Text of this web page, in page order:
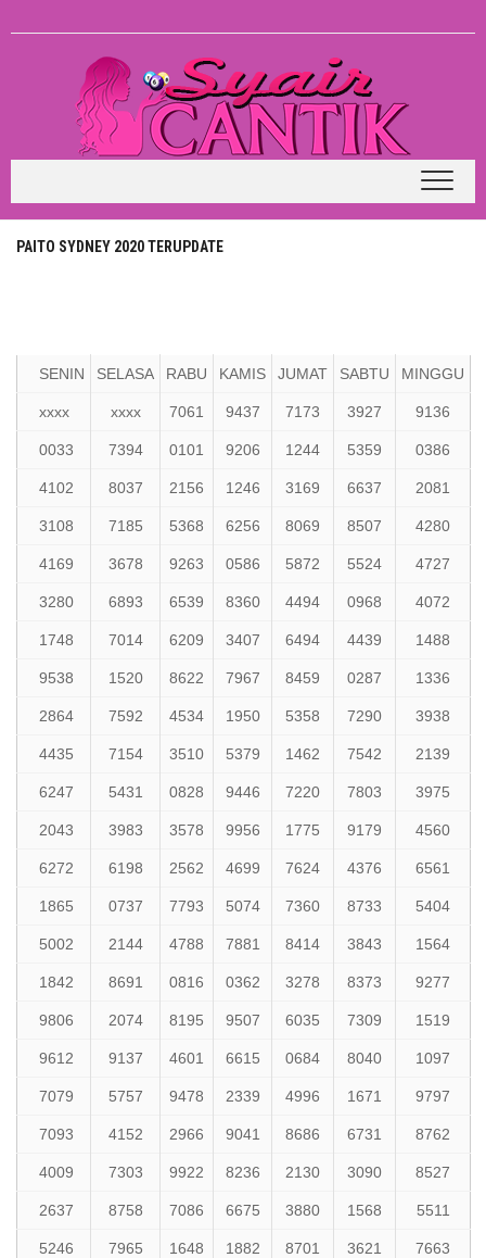
to
PAITO SYDNEY 2020 TERUPDATE
SENIN SELASA RABU KAMIS JUMAT SABTU MINGGU
xxxx xxxx 7061 9437 7173 3927 9136
0033 7394 0101 9206 1244 5359 0386
4102 8037 2156 1246 3169 6637 2081
3108 7185 5368 6256 8069 8507 4280
4169 3678 9263 0586 5872 5524 4727
3280 6893 6539 8360 4494 0968 4072
1748 7014 6209 3407 6494 4439 1488
9538 1520 8622 7967 8459 0287 1336
2864 7592 4534 1950 5358 7290 3938
4435 7154 3510 5379 1462 7542 2139
6247 5431 0828 9446 7220 7803 3975
2043 3983 3578 9956 1775 9179 4560
6272 6198 2562 4699 7624 4376 6561
1865 0737 7793 5074 7360 8733 5404
5002 2144 4788 7881 8414 3843 1564
1842 8691 0816 0362 3278 8373 9277
9806 2074 8195 9507 6035 7309 1519
9612 9137 4601 6615 0684 8040 1097
7079 5757 9478 2339 4996 1671 9797
7093 4152 2966 9041 8686 6731 8762
4009 7303 9922 8236 2130 3090 8527
2637 8758 7086 6675 3880 1568 5511
5246 7965 1648 1882 8701 3621 7663